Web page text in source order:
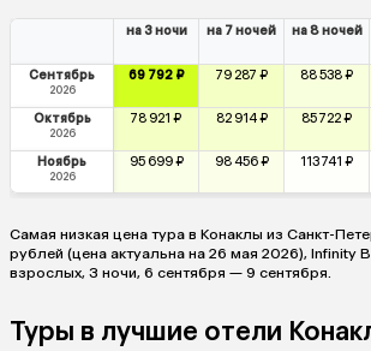
на 3 ночи на 7 ночей на 8 ночей
Сентябрь
2026
69 792 ₽ 79 287 ₽ 88 538 ₽
Октябрь
2026
78 921 ₽ 82 914 ₽ 85 722 ₽
Ноябрь
2026
95 699 ₽ 98 456 ₽ 113 741 ₽
Самая низкая цена тура в Конаклы из Санкт-
рублей (цена актуальна на 26 мая 2026), Infinity
взрослых, 3 ночи, 6 сентября — 9 сентября.
Туры в лучшие отели